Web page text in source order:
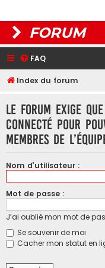
FORUM
FAQ
Index du forum
Le forum exige
connecté pour
membres de
Nom d’utilisateur :
Mot de passe :
J’ai oublié mon mot de
Se souvenir de moi
Cacher mon statut en